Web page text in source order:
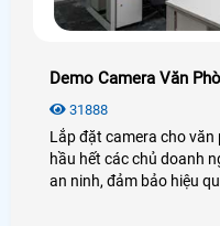
Demo Camera Văn
31888
Lắp đặt camera cho
hầu hết các chủ doanh
an ninh, đảm bảo hiệu